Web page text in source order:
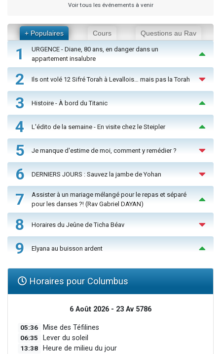
Voir tous les événements à venir
+ Populaires Cours Questions au Rav
1
URGENCE - Diane, 80 ans, en danger dans un
appartement insalubre
2 Ils ont volé 12 Sifré Torah à Levallois… mais pas la Torah
3 Histoire - À bord du Titanic
4 L'édito de la semaine - En visite chez le Steipler
5 Je manque d'estime de moi, comment y remédier ?
6 DERNIERS JOURS : Sauvez la jambe de Yohan
7
Assister à un mariage mélangé pour le repas et séparé
pour les danses ?! (Rav Gabriel DAYAN)
8 Horaires du Jeûne de Ticha Béav
9 Elyana au buisson ardent
Horaires pour Columbus
6 Août 2026 - 23 Av 5786
05:36 Mise des Téfilines
06:35 Lever du soleil
13:38 Heure de milieu du jour